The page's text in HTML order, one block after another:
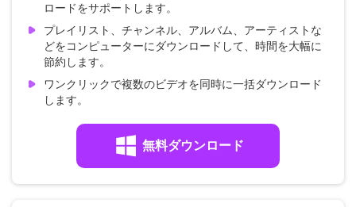
ロードをサポートします。
プレイリスト、チャンネル、アルバム、アーティストな
どをコンピューターにダウンロードして、時間を大幅に
節約します。
ワンクリックで複数のビデオを同時に一括ダウンロード
します。
無料ダウンロード